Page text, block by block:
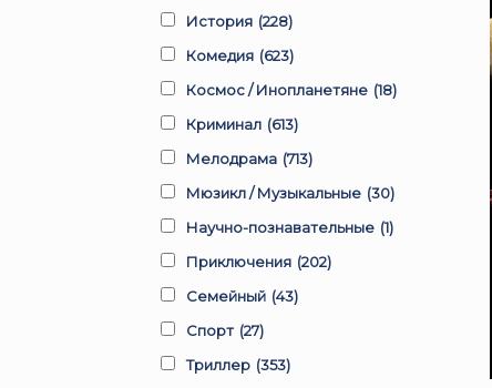
История (228)
Комедия (623)
Космос / Инопланетяне (18)
Криминал (613)
Мелодрама (713)
Мюзикл / Музыкальные (30)
Научно-познавательные (1)
Приключения (202)
Семейный (43)
Спорт (27)
Триллер (353)